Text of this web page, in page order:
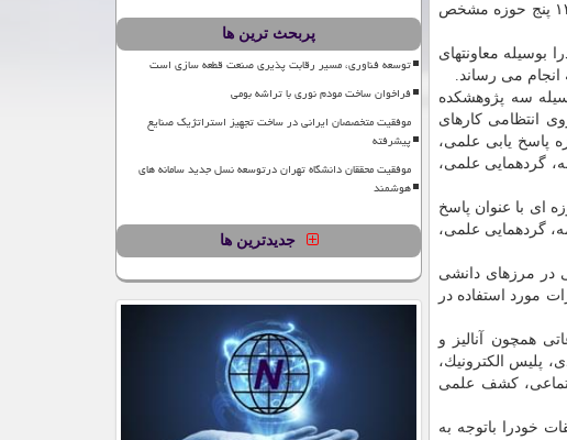
در سال ۱۳۷۸ بعد از موافقت قطعی شورای گسترش آموزش عالی، اساسنامه این پژوهشگاه به تصویب رسید و از سال ۱۳۸۷ پنج حوزه مشخص
معاونتهای
انجام می رساند.
سه پژوهشكده
انتظامی كارهای
پاسخ یابی علمی،
گردهمایی علمی،
ای با عنوان پاسخ
گردهمایی علمی،
در مرزهای دانشی
مورد استفاده در
همچون آنالیز و
پلیس الكترونیك،
كشف علمی
كه تحقیقات خودرا باتوجه به
پربحث ترین ها
توسعه فناوری، مسیر رقابت پذیری صنعت قطعه سازی است
فراخوان ساخت مودم نوری با تراشه بومی
موفقیت متخصصان ایرانی در ساخت تجهیز استراتژیک صنایع
پیشرفته
موفقیت محققان دانشگاه تهران درتوسعه نسل جدید سامانه های
هوشمند
جدیدترین ها